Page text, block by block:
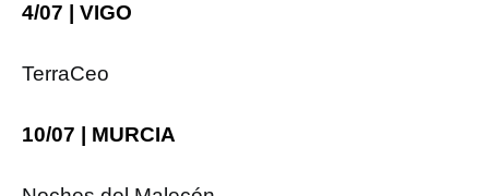
4/07 | VIGO
TerraCeo
10/07 | MURCIA